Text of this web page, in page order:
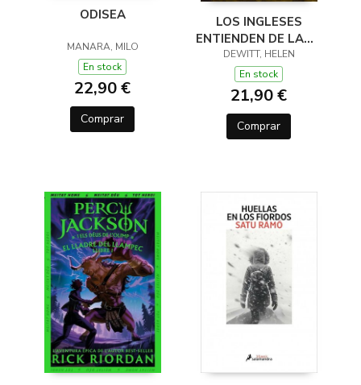
ODISEA
MANARA, MILO
En stock
22,90 €
Comprar
LOS INGLESES
ENTIENDEN DE LANA
(Y OTROS TRUCOS)
DEWITT, HELEN
En stock
21,90 €
Comprar